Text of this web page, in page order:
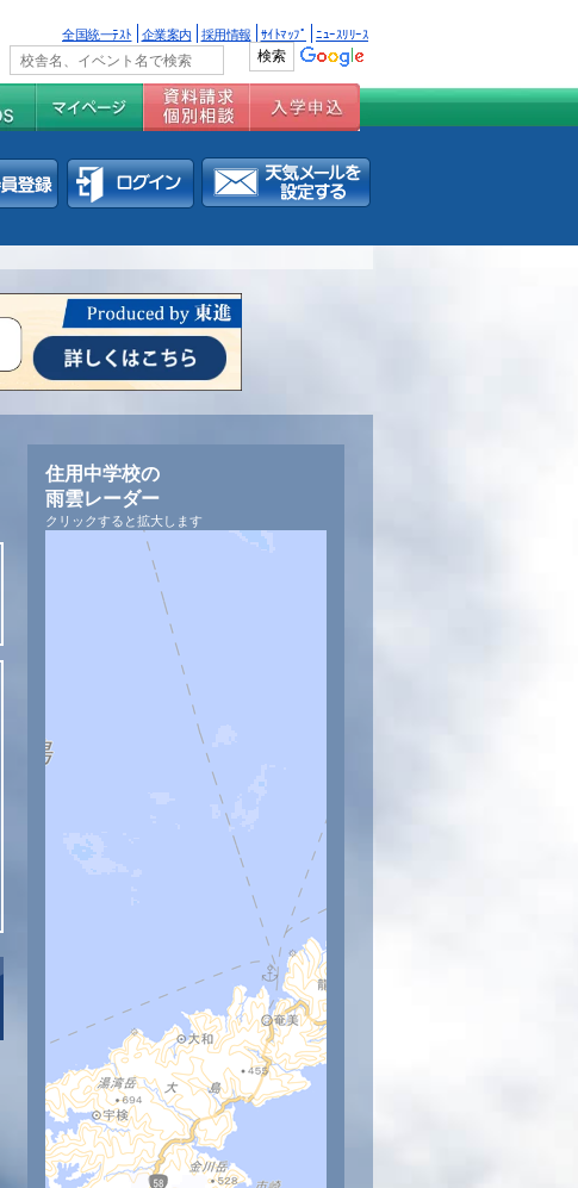
全国統一ﾃｽﾄ 企業案内 採用情報 ｻｲﾄﾏｯﾌﾟ ﾆｭｰｽﾘﾘｰｽ
住用中学校の
雨雲レーダー
クリックすると拡大します